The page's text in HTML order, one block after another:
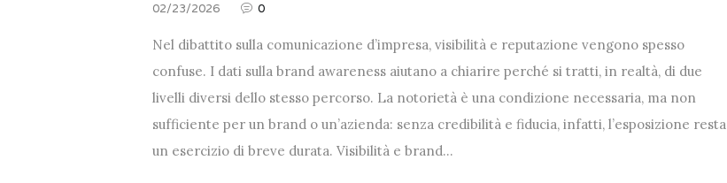
02/23/2026 0
Nel dibattito sulla comunicazione d’impresa, visibilità e reputazione vengono spesso
confuse. I dati sulla brand awareness aiutano a chiarire perché si tratti, in realtà, di due
livelli diversi dello stesso percorso. La notorietà è una condizione necessaria, ma non
sufficiente per un brand o un’azienda: senza credibilità e fiducia, infatti, l’esposizione resta
un esercizio di breve durata. Visibilità e brand…